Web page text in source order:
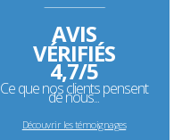
--------------------------------------------------------------------
AVIS
VÉRIFIÉS
4,7/5
Ce que nos clients pensent
de nous...
Découvrir les témoignages